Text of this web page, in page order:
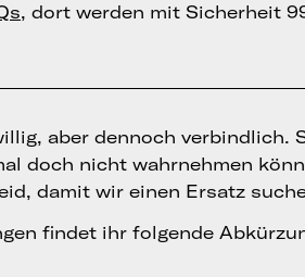
, dort werden mit Sicherheit
aber dennoch verbindlich.
doch nicht wahrnehmen
damit wir einen Ersatz
findet ihr folgende